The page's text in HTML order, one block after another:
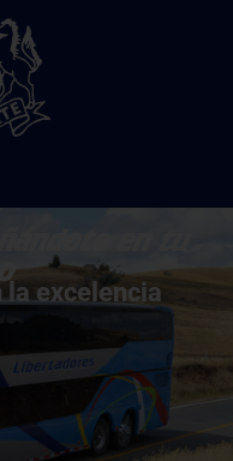
en tu
la excelencia